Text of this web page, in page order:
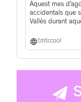
Aquest mes
accidentals que
Vallès durant
f.mtr.cool